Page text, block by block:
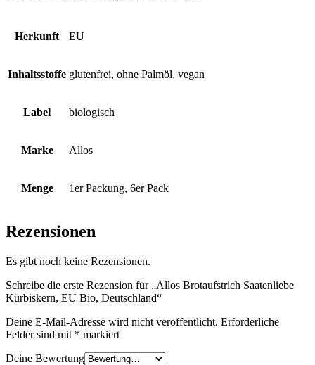
Herkunft EU
Inhaltsstoffe glutenfrei, ohne Palmöl, vegan
Label biologisch
Marke Allos
Menge 1er Packung, 6er Pack
Rezensionen
Es gibt noch keine Rezensionen.
Schreibe die erste Rezension für „Allos Brotaufstrich Saatenliebe
Kürbiskern, EU Bio, Deutschland“
Deine E-Mail-Adresse wird nicht veröffentlicht. Erforderliche
Felder sind mit * markiert
Deine Bewertung